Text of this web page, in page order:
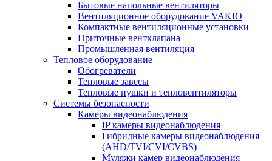
Бытовые напольные вентиляторы
Вентиляционное оборудование VAKIO
Компактные вентиляционные установки
Приточные вентклапана
Промышленная вентиляция
Тепловое оборудование
Обогреватели
Тепловые завесы
Тепловые пушки и тепловентиляторы
Системы безопасности
Камеры видеонаблюдения
IP камеры видеонаблюдения
Гибридные камеры видеонаблюдения
(AHD/TVI/CVI/CVBS)
Муляжи камер видеонаблюдения